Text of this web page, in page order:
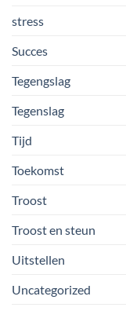
stress
Succes
Tegengslag
Tegenslag
Tijd
Toekomst
Troost
Troost en steun
Uitstellen
Uncategorized